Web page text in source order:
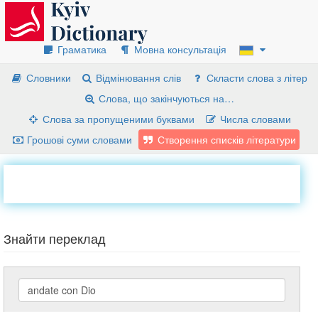
Граматика
Мовна консультація
Словники
Відмінювання слів
Скласти слова з літер
Слова, що закінчуються на…
Слова за пропущеними буквами
Числа словами
Грошові суми словами
Створення списків літератури
Знайти переклад